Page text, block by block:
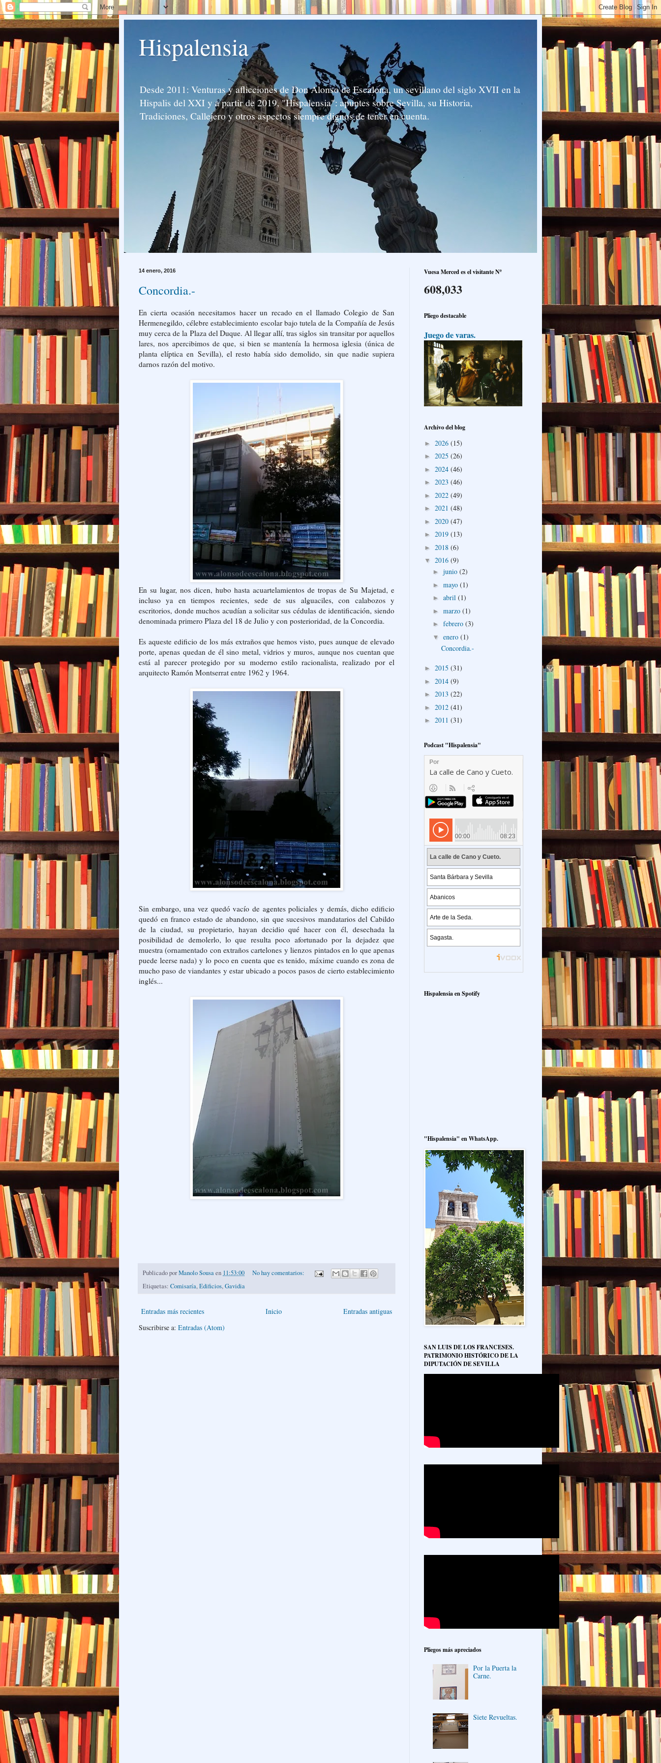
Hispalensia
Desde 2011: Venturas y aflicciones de Don Alonso de Escalona, un sevillano del siglo XVII en la
Hispalis del XXI y a partir de 2019, "Hispalensia": apuntes sobre Sevilla, su Historia,
Tradiciones, Callejero y otros aspectos siempre dignos de tener en cuenta.
14 enero, 2016
Concordia.-
En cierta ocasión necesitamos hacer un recado en el llamado Colegio de San
Hermenegildo, célebre establecimiento escolar bajo tutela de la Compañía de Jesús
muy cerca de la Plaza del Duque. Al llegar allí, tras siglos sin transitar por aquellos
lares, nos apercibimos de que, si bien se mantenía la hermosa iglesia (única de
planta elíptica en Sevilla), el resto había sido demolido, sin que nadie supiera
darnos razón del motivo.
En su lugar, nos dicen, hubo hasta acuartelamientos de tropas de Su Majetad, e
incluso ya en tiempos recientes, sede de sus alguaciles, con calabozos y
escritorios, donde muchos acudían a solicitar sus cédulas de identificación, siendo
denominada primero Plaza del 18 de Julio y con posterioridad, de la Concordia.
Es aqueste edificio de los más extraños que hemos visto, pues aunque de elevado
porte, apenas quedan de él sino metal, vidrios y muros, aunque nos cuentan que
está al parecer protegido por su moderno estilo racionalista, realizado por el
arquitecto Ramón Montserrat entre 1962 y 1964.
Sin embargo, una vez quedó vacío de agentes policiales y demás, dicho edificio
quedó en franco estado de abandono, sin que sucesivos mandatarios del Cabildo
de la ciudad, su propietario, hayan decidio qué hacer con él, desechada la
posibilidad de demolerlo, lo que resulta poco afortunado por la dejadez que
muestra (ornamentado con extraños cartelones y lienzos pintados en lo que apenas
puede leerse nada) y lo poco en cuenta que es tenido, máxime cuando es zona de
mucho paso de viandantes y estar ubicado a pocos pasos de cierto establecimiento
inglés...
Publicado porManolo Sousaen 11:53:00
No hay comentarios:
Etiquetas: Comisaría,Edificios,Gavidia
Entradas más recientes Entradas antiguas
Inicio
Suscribirse a: Entradas (Atom)
Vuesa Merced es el visitante Nº
608,033
Pliego destacable
Juego de varas.
Archivo del blog
► 2026 (15)
► 2025 (26)
► 2024 (46)
► 2023 (46)
► 2022 (49)
► 2021 (48)
► 2020 (47)
► 2019 (13)
► 2018 (6)
▼ 2016 (9)
► junio (2)
► mayo (1)
► abril (1)
► marzo (1)
► febrero (3)
▼ enero (1)
Concordia.-
► 2015 (31)
► 2014 (9)
► 2013 (22)
► 2012 (41)
► 2011 (31)
Podcast "Hispalensia"
Hispalensia en Spotify
"Hispalensia" en WhatsApp.
SAN LUIS DE LOS FRANCESES.
PATRIMONIO HISTÓRICO DE LA
DIPUTACIÓN DE SEVILLA
Pliegos más apreciados
Por la Puerta la
Carne.
Siete Revueltas.